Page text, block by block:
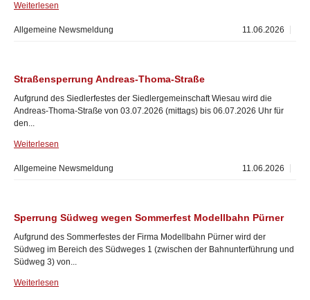
Weiterlesen
11.06.2026
Allgemeine Newsmeldung
Straßensperrung Andreas-Thoma-Straße
Aufgrund des Siedlerfestes der Siedlergemeinschaft Wiesau wird die
Andreas-Thoma-Straße von 03.07.2026 (mittags) bis 06.07.2026 Uhr für
den...
Weiterlesen
11.06.2026
Allgemeine Newsmeldung
Sperrung Südweg wegen Sommerfest Modellbahn Pürner
Aufgrund des Sommerfestes der Firma Modellbahn Pürner wird der
Südweg im Bereich des Südweges 1 (zwischen der Bahnunterführung und
Südweg 3) von...
Weiterlesen